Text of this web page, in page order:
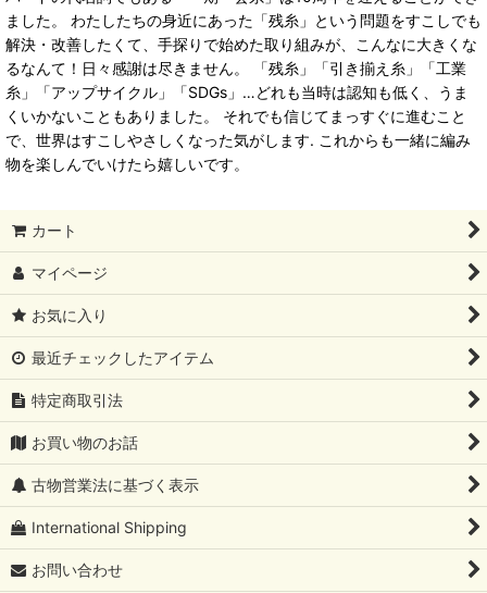
ました。 わたしたちの身近にあった「残糸」という問題をすこしでも
解決・改善したくて、手探りで始めた取り組みが、こんなに大きくな
るなんて！日々感謝は尽きません。 「残糸」「引き揃え糸」「工業
糸」「アップサイクル」「SDGs」…どれも当時は認知も低く、うま
くいかないこともありました。 それでも信じてまっすぐに進むこと
で、世界はすこしやさしくなった気がします. これからも一緒に編み
物を楽しんでいけたら嬉しいです。
カート
マイページ
お気に入り
最近チェックしたアイテム
特定商取引法
お買い物のお話
古物営業法に基づく表示
International Shipping
お問い合わせ